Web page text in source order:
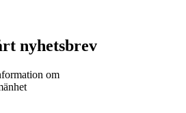
nyhetsbrev
om